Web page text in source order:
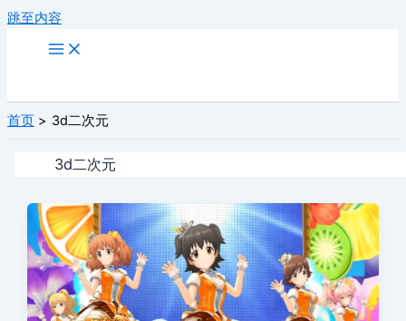
跳至内容
首页 3d二次元
3d二次元